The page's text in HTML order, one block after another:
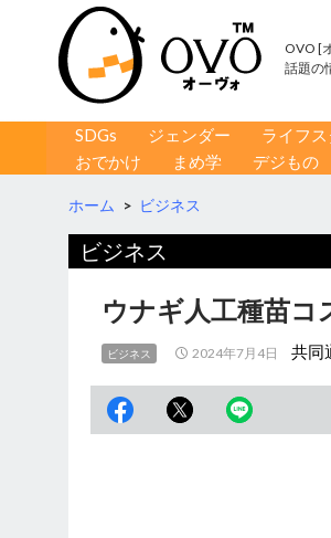
OVO [
話題の
コンテンツへ移動
SDGs ジェンダー ライフ
おでかけ
まめ学 デジもの
ホーム > ビジネス
ビジネス
ウナギ人工種苗コ
ビジネス 2024年7月4日 共同